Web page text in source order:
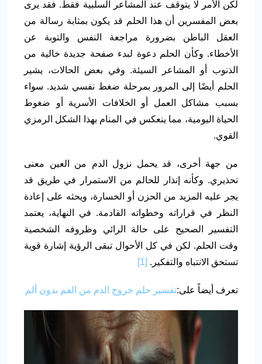
لكن الأمر لا يتوقف عند المشاعر السلبية فقط. فقد يرى
بعض المفسرين أن هذا الحلم قد يكون بمثابة رسالة من
العقل الباطن بضرورة مراجعة النفس والتوبة عن
الأخطاء. وكأن الحلم دعوة لبدء صفحة جديدة خالية من
الذنوب أو المشاعر السيئة. وفي بعض الحالات، يشير
الحلم أيضًا إلى المرور بمرحلة ضغط نفسي شديد. سواء
بسبب مشاكل العمل أو الخلافات الأسرية أو ضغوط
الحياة اليومية، مما ينعكس في المنام بهذا الشكل الرمزي
القوي.
من جهة أخرى، قد يحمل نزول الدم من العين معنى
تحذيري. وكأنه إنذار للحالم من الاستمرار في طريق قد
يجر عليه المزيد من الحزن أو الخسارة، ويحثه على إعادة
النظر في قراراته وخطواته القادمة. في النهاية، يعتمد
التفسير الصحيح على حالة الرائي وظروفه الشخصية
وقت الحلم. لكن في كل الأحوال تبقى الرؤية إشارة قوية
تستحق الانتباه والتفكير. [1]
تعرف أيضاً على:تفسير حلم خروج الدم من الفم بدون ألم